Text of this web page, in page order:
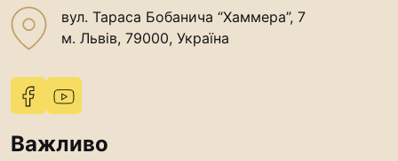
вул. Тараса Бобанича “Хаммера”, 7
м. Львів, 79000, Україна
Важливо